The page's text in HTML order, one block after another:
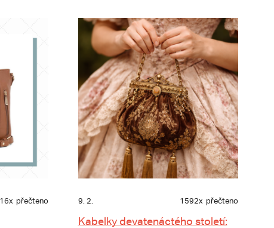
přečteno 9. 2. 1592x přečteno
Kabelky devatenáctého století: